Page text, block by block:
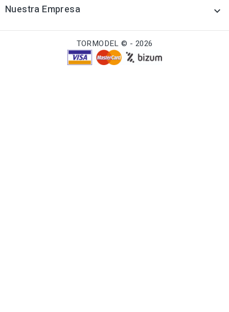
Nuestra Empresa 
TORMODEL © - 2026